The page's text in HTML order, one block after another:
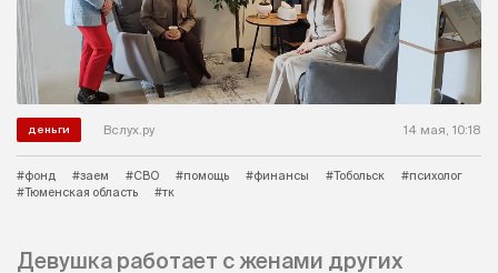
деньги Вслух.ру 14 мая, 10:18
#фонд #заем #СВО #помощь #финансы #Тобольск
#психолог
#Тюменская область
#тк
Девушка работает с женами других